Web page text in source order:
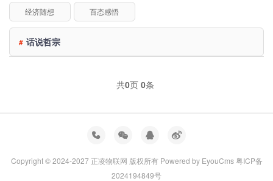
经济随想 百态感悟
# 话说哲宗
共0页 0条
Copyright © 2024-2027 正凌物联网 版权所有Powered by EyouCms粤ICP备
2024194849号